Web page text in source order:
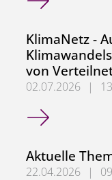
KlimaNetz -
von
02.07.2026 |
KlimaNetz -
Aktuelle
22.04.2026 |